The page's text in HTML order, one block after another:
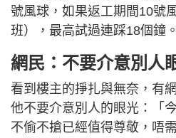
號風球，如果返工期間10號
班），最高試過連踩18個鐘。
網民：不要介意別人
看到樓主的掙扎與無奈，有
他不要介意別人的眼光：「
不偷不搶已經值得尊敬，唔